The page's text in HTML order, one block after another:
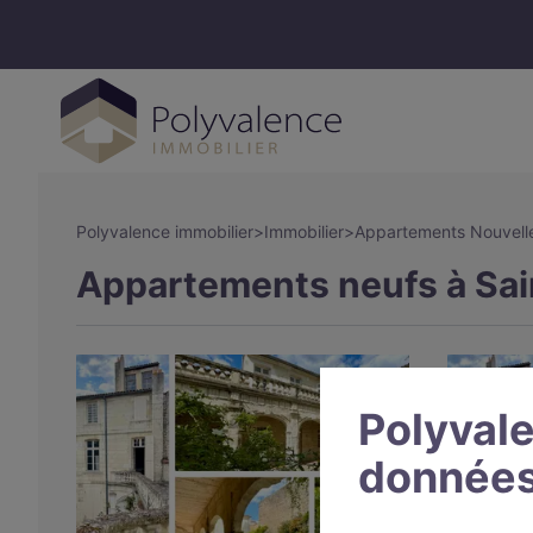
Polyvalence immobilier>Immobilier>Appartements
Appartements neufs à